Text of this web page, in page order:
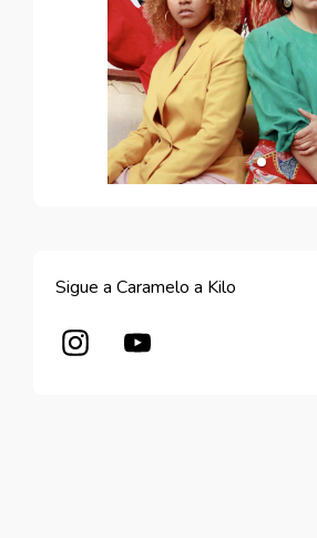
Sigue a Caramelo a Kilo
Abre en nueva ventana
Abre en nueva ventana